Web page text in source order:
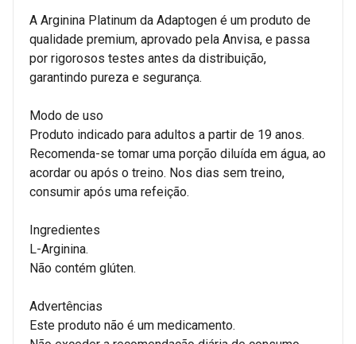
A Arginina Platinum da Adaptogen é um produto de
qualidade premium, aprovado pela Anvisa, e passa
por rigorosos testes antes da distribuição,
garantindo pureza e segurança.
Modo de uso
Produto indicado para adultos a partir de 19 anos.
Recomenda-se tomar uma porção diluída em água, ao
acordar ou após o treino. Nos dias sem treino,
consumir após uma refeição.
Ingredientes
L-Arginina.
Não contém glúten.
Advertências
Este produto não é um medicamento.